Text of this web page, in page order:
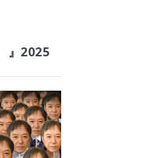
』2025